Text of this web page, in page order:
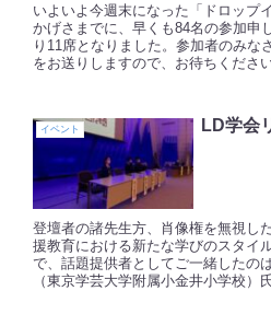
いよいよ今週末になった「ドロップ
かげさまでに、早くも84名の参加申
り11席となりました。参加者のみな
をお送りしますので、お待ちくださ
イベント LD学会
登壇者の諸先生方、肖像権を無視し
援教育における新たな学びのスタイ
で、話題提供者としてご一緒したの
（東京学芸大学附属小金井小学校）